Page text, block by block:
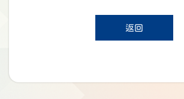
返回